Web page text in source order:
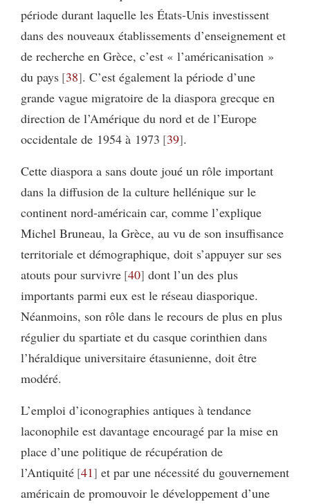
période durant laquelle les États-Unis investissent
dans des nouveaux établissements d’enseignement et
de recherche en Grèce, c’est « l’américanisation »
du pays 38 . C’est également la période d’une
grande vague migratoire de la diaspora grecque en
direction de l’Amérique du nord et de l’Europe
occidentale de 1954 à 1973 39 .
Cette diaspora a sans doute joué un rôle important
dans la diffusion de la culture hellénique sur le
continent nord-américain car, comme l’explique
Michel Bruneau, la Grèce, au vu de son insuffisance
territoriale et démographique, doit s’appuyer sur ses
atouts pour survivre 40 dont l’un des plus
importants parmi eux est le réseau diasporique.
Néanmoins, son rôle dans le recours de plus en plus
régulier du spartiate et du casque corinthien dans
l’héraldique universitaire étasunienne, doit être
modéré.
L’emploi d’iconographies antiques à tendance
laconophile est davantage encouragé par la mise en
place d’une politique de récupération de
l’Antiquité 41 et par une nécessité du gouvernement
américain de promouvoir le développement d’une